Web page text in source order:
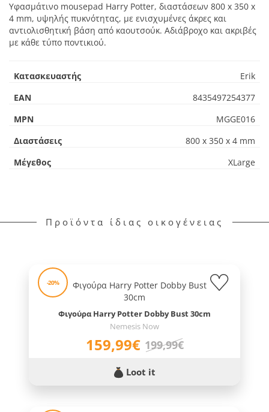
Υφασμάτινο mousepad Harry Potter, διαστάσεων 800 x 350 x
4 mm, υψηλής πυκνότητας, με ενισχυμένες άκρες και
αντιολισθητική βάση από καουτσούκ. Αδιάβροχο και ακριβές
με κάθε τύπο ποντικιού.
Κατασκευαστής
Erik
EAN
8435497254377
MPN
MGGE016
Διαστάσεις
800 x 350 x 4 mm
Μέγεθος
XLarge
Προϊόντα ίδιας οικογένειας
-20%
Φιγούρα Harry Potter Dobby Bust 30cm
Nemesis Now
159,99€ 199,99€
Loot it